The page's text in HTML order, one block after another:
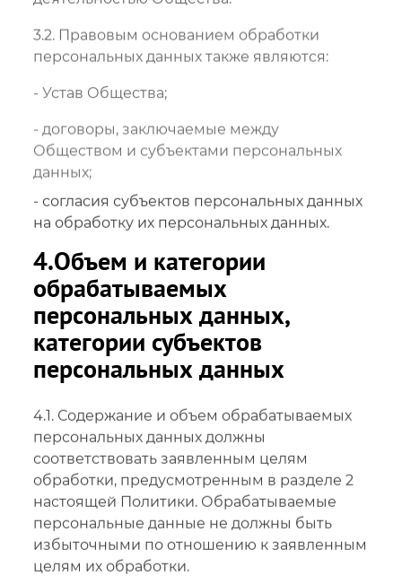
3.2. Правовым основанием обработки
персональных данных также являются:
- Устав Общества;
- договоры, заключаемые между
Обществом и субъектами персональных
данных;
- согласия субъектов персональных данных
на обработку их персональных данных.
4.Объем и категории
обрабатываемых
персональных данных,
категории субъектов
персональных данных
4.1. Содержание и объем обрабатываемых
персональных данных должны
соответствовать заявленным целям
обработки, предусмотренным в разделе 2
настоящей Политики. Обрабатываемые
персональные данные не должны быть
избыточными по отношению к заявленным
целям их обработки.